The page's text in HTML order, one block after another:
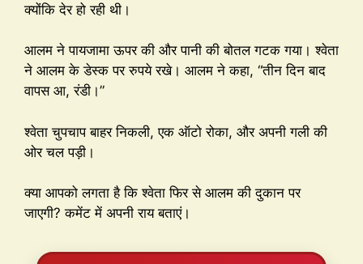
क्योंकि देर हो रही थी।
आलम ने पायजामा ऊपर की और पानी की बोतल गटक गया। श्वेता
ने आलम के डेस्क पर रुपये रखे। आलम ने कहा, “तीन दिन बाद
वापस आ, रंडी।”
श्वेता चुपचाप बाहर निकली, एक ऑटो रोका, और अपनी गली की
ओर चल पड़ी।
क्या आपको लगता है कि श्वेता फिर से आलम की दुकान पर
जाएगी? कमेंट में अपनी राय बताएं।